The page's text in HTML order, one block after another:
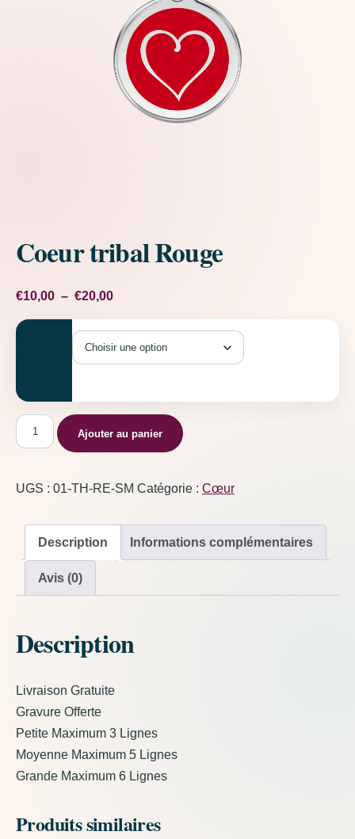
Coeur tribal Rouge
€10,00 – €20,00Plage de prix : €10,00 à €20,00
quantité de Coeur tribal Rouge
Ajouter au panier
UGS : 01-TH-RE-SM Catégorie : Cœur
Description Informations complémentaires
Avis (0)
Description
Livraison Gratuite
Gravure Offerte
Petite Maximum 3 Lignes
Moyenne Maximum 5 Lignes
Grande Maximum 6 Lignes
Produits similaires